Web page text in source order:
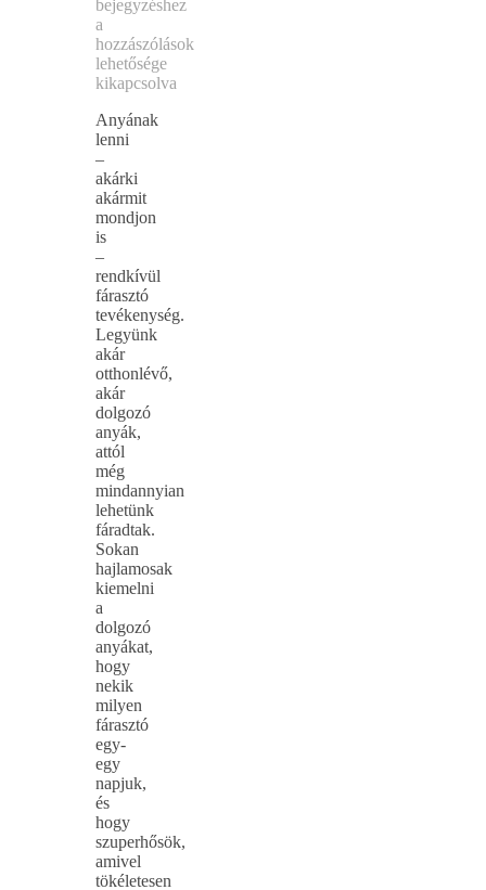
bejegyzéshez
a
hozzászólások
lehetősége
kikapcsolva
Anyának
lenni
–
akárki
akármit
mondjon
is
–
rendkívül
fárasztó
tevékenység.
Legyünk
akár
otthonlévő,
akár
dolgozó
anyák,
attól
még
mindannyian
lehetünk
fáradtak.
Sokan
hajlamosak
kiemelni
a
dolgozó
anyákat,
hogy
nekik
milyen
fárasztó
egy-
egy
napjuk,
és
hogy
szuperhősök,
amivel
tökéletesen